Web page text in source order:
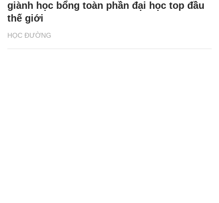
HỌC ĐƯỜNG
giành học bổng toàn phần đại học top đầu
thế giới